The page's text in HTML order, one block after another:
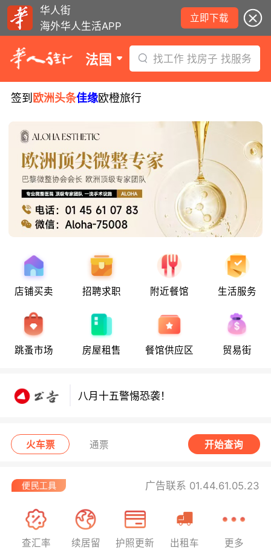
华人街
海外华人生活APP
立即下载
法国 找工作 找房子 找服务
签到 欧洲头条佳缘欧橙旅行
店铺买卖 招聘求职 附近餐馆 生活服务
跳蚤市场 房屋租售 餐馆供应区 贸易街
八月十五警惕恐袭！
八月十五警惕恐袭！
八月十五警惕恐袭！
火车票 通票 开始查询
广告联系 01.44.61.05.23
查汇率 续居留 护照更新 出租车 更多